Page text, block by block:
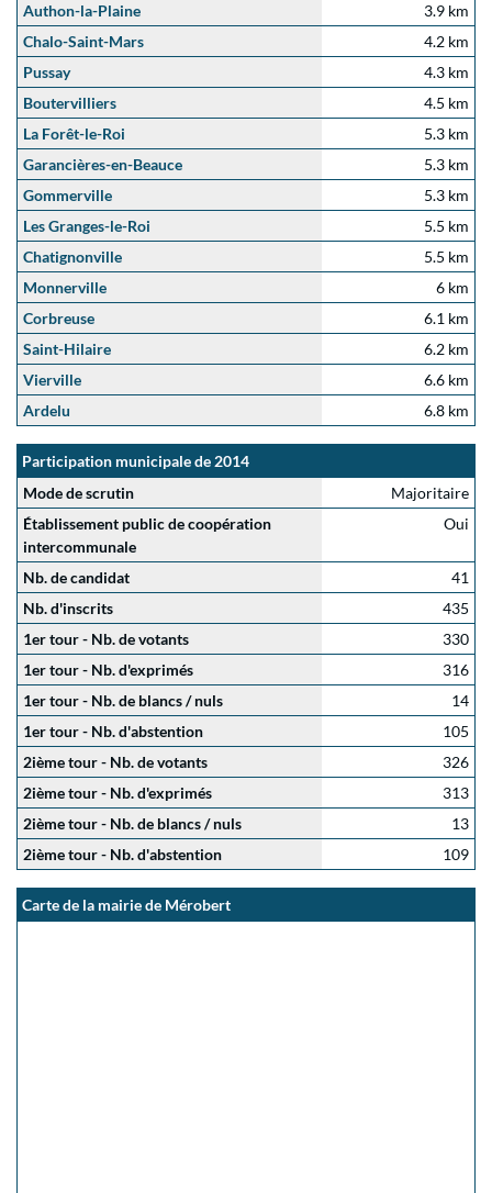
Authon-la-Plaine
3.9 km
Chalo-Saint-Mars
4.2 km
Pussay
4.3 km
Boutervilliers
4.5 km
La Forêt-le-Roi
5.3 km
Garancières-en-Beauce
5.3 km
Gommerville
5.3 km
Les Granges-le-Roi
5.5 km
Chatignonville
5.5 km
Monnerville
6 km
Corbreuse
6.1 km
Saint-Hilaire
6.2 km
Vierville
6.6 km
Ardelu
6.8 km
Participation municipale de 2014
Mode de scrutin
Majoritaire
Établissement public de coopération
intercommunale
Oui
Nb. de candidat
41
Nb. d'inscrits
435
1er tour - Nb. de votants
330
1er tour - Nb. d'exprimés
316
1er tour - Nb. de blancs / nuls
14
1er tour - Nb. d'abstention
105
2ième tour - Nb. de votants
326
2ième tour - Nb. d'exprimés
313
2ième tour - Nb. de blancs / nuls
13
2ième tour - Nb. d'abstention
109
Carte de la mairie de Mérobert